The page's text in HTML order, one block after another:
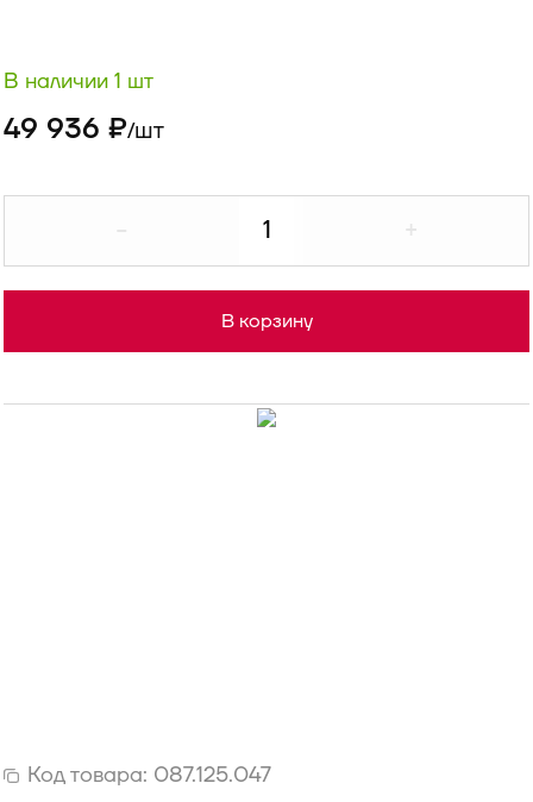
В наличии 1 шт
49 936 ₽/шт
В корзину
Код товара: 087.125.047